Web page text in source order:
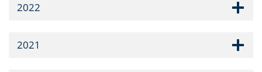
2022
2021